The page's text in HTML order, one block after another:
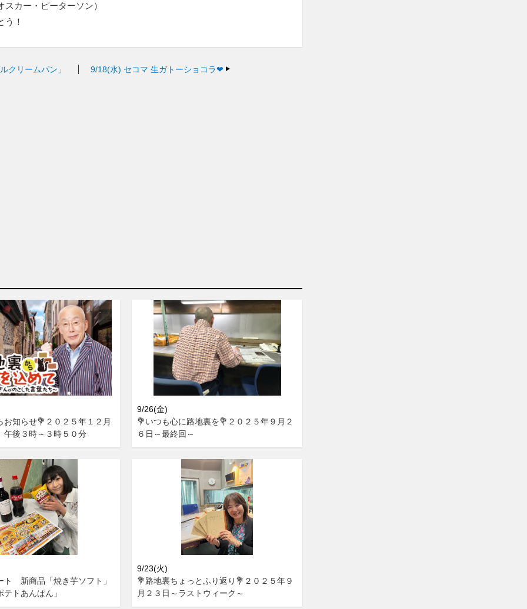
カー・ピーターソン）
う！
クリームパン」 9/18(水) セコマ 生ガトーショコラ❤
お知らせ💐２０２５年１２月
午後３時～３時５０分
9/26(金)
💐いつも心に路地裏を💐２０２５年９月２
６日～最終回～
ト 新商品「焼き芋ソフト」
トあんぱん」
9/23(火)
💐路地裏ちょっとふり返り💐２０２５年９
月２３日～ラストウィーク～